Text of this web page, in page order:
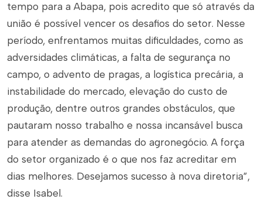
tempo para a Abapa, pois acredito que só através da
união é possível vencer os desafios do setor. Nesse
período, enfrentamos muitas dificuldades, como as
adversidades climáticas, a falta de segurança no
campo, o advento de pragas, a logística precária, a
instabilidade do mercado, elevação do custo de
produção, dentre outros grandes obstáculos, que
pautaram nosso trabalho e nossa incansável busca
para atender as demandas do agronegócio. A força
do setor organizado é o que nos faz acreditar em
dias melhores. Desejamos sucesso à nova diretoria”,
disse Isabel.